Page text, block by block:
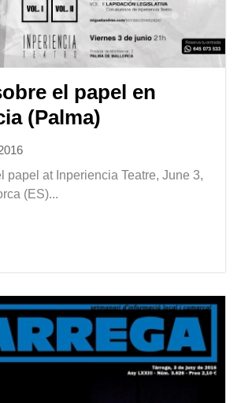
el papel en
(Palma)
papel at Inperiencia Teatre, June 3,
(ES)...